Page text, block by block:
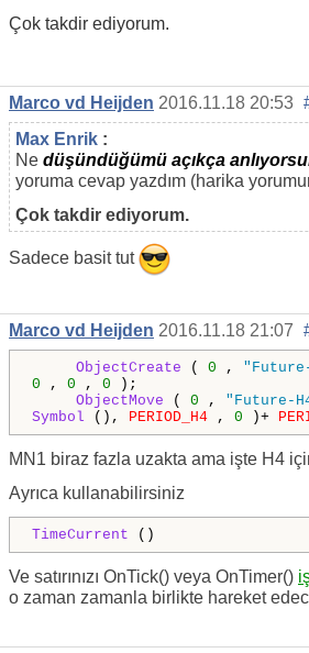
Çok takdir ediyorum.
Marco vd Heijden 2016.11.18 20:53
Max Enrik :
Ne düşündüğümü açıkça
yoruma cevap yazdım (harika
Çok takdir ediyorum.
Sadece basit tut
Marco vd Heijden 2016.11.18 21:07
ObjectCreate ( 0 ,
0 , 0 , 0 );
ObjectMove ( 0 , "Future-
Symbol (), PERIOD_H4 , 0 )+
MN1 biraz fazla uzakta ama işte H4
Ayrıca kullanabilirsiniz
TimeCurrent ()
Ve satırınızı OnTick() veya OnTimer()
o zaman zamanla birlikte hareket